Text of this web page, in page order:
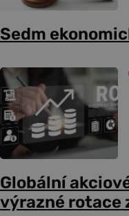
Sedm
Globální
výrazné rotace